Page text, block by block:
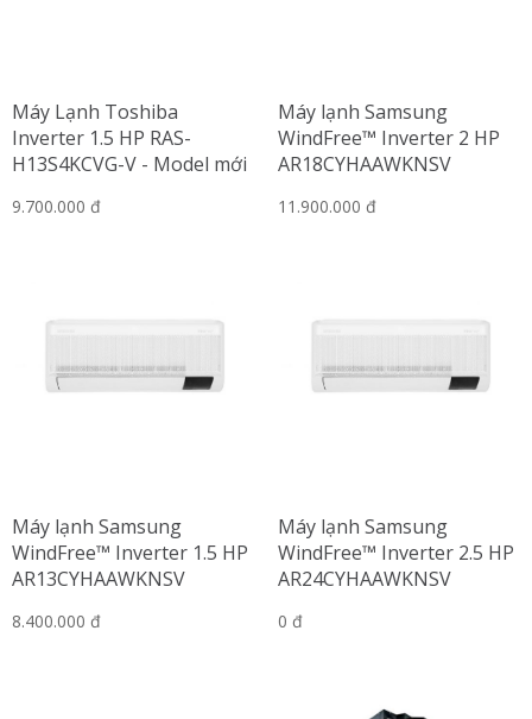
Máy Lạnh Toshiba
Inverter 1.5 HP RAS-
H13S4KCVG-V - Model mới
9.700.000 đ
Máy lạnh Samsung
WindFree™ Inverter 2 HP
AR18CYHAAWKNSV
11.900.000 đ
Máy lạnh Samsung
WindFree™ Inverter 1.5 HP
AR13CYHAAWKNSV
8.400.000 đ
Máy lạnh Samsung
WindFree™ Inverter 2.5 HP
AR24CYHAAWKNSV
0 đ